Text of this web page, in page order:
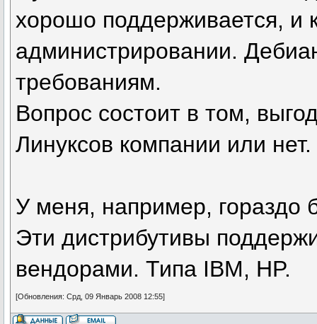
хорошо поддерживается, и
администрировании.
требованиям.
Вопрос состоит в том,
Линуксов компании или
У меня, например, гораздо
Эти дистрибутивы
вендорами. Типа IBM, HP.
[Обновления: Срд, 09 Январь 2008 12:55]